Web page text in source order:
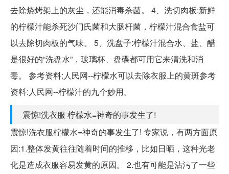
去除烧烤架上的灰尘，还能消毒杀菌。 4、洗切肉板:新鲜
的柠檬汁能杀死沙门氏菌和大肠杆菌，柠檬汁混合食盐可
以去除切肉板的气味。 5、洗盘子:柠檬汁混合水、盐、醋
是很好的“洗盘水”，玻璃杯、盘碟都可用它来清洗和消
毒。 参考资料:人民网--柠檬水可以去除衣服上的黄斑参考
资料:人民网--柠檬汁的九个妙用。
震惊!洗衣服 柠檬水=神奇的事发生了!
震惊!洗衣服柠檬水=神奇的事发生了! 专家说，有两方面原
因:1.整体发黄往往随着时间的推移，比如日晒，这种光老
化是造成衣服容易发黄的原因。 2.也有可能是沾污了一些